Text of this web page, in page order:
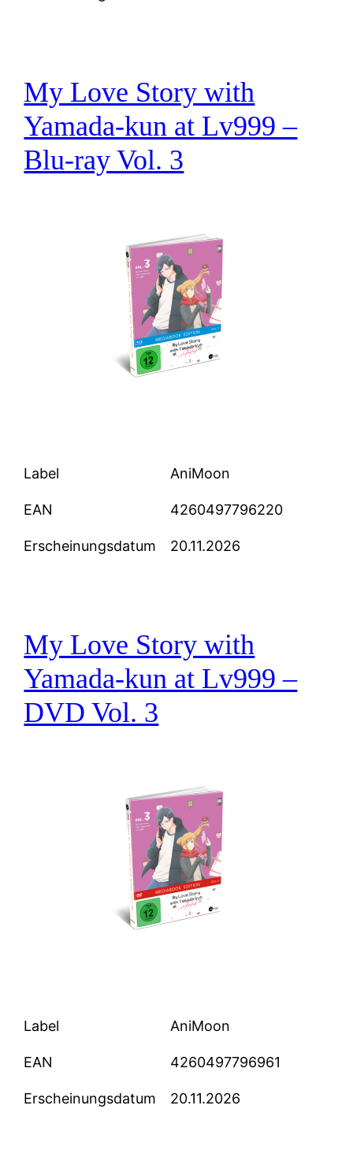
My Love Story with
Yamada-kun at Lv999 –
Blu-ray Vol. 3
Label AniMoon
EAN 4260497796220
Erscheinungsdatum 20.11.2026
My Love Story with
Yamada-kun at Lv999 –
DVD Vol. 3
Label AniMoon
EAN 4260497796961
Erscheinungsdatum 20.11.2026